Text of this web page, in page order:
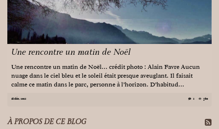
Une rencontre un matin de Noël
Une rencontre un matin de Noël... crédit photo : Alain Favre Aucun
nuage dans le ciel bleu et le soleil était presque aveuglant. Il faisait
calme ce matin dans le parc, personne à l’horizon. D’habitud...
18 déc. 2021 1 560
À PROPOS DE CE BLOG